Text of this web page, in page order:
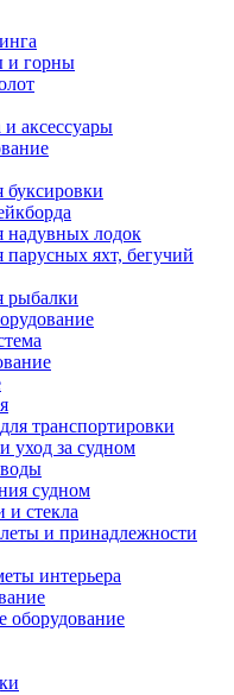
и горны
аксессуары
буксировки
надувных лодок
яхт, бегучий
рыбалки
транспортировки
уход за судном
судном
и стекла
и принадлежности
интерьера
оборудование